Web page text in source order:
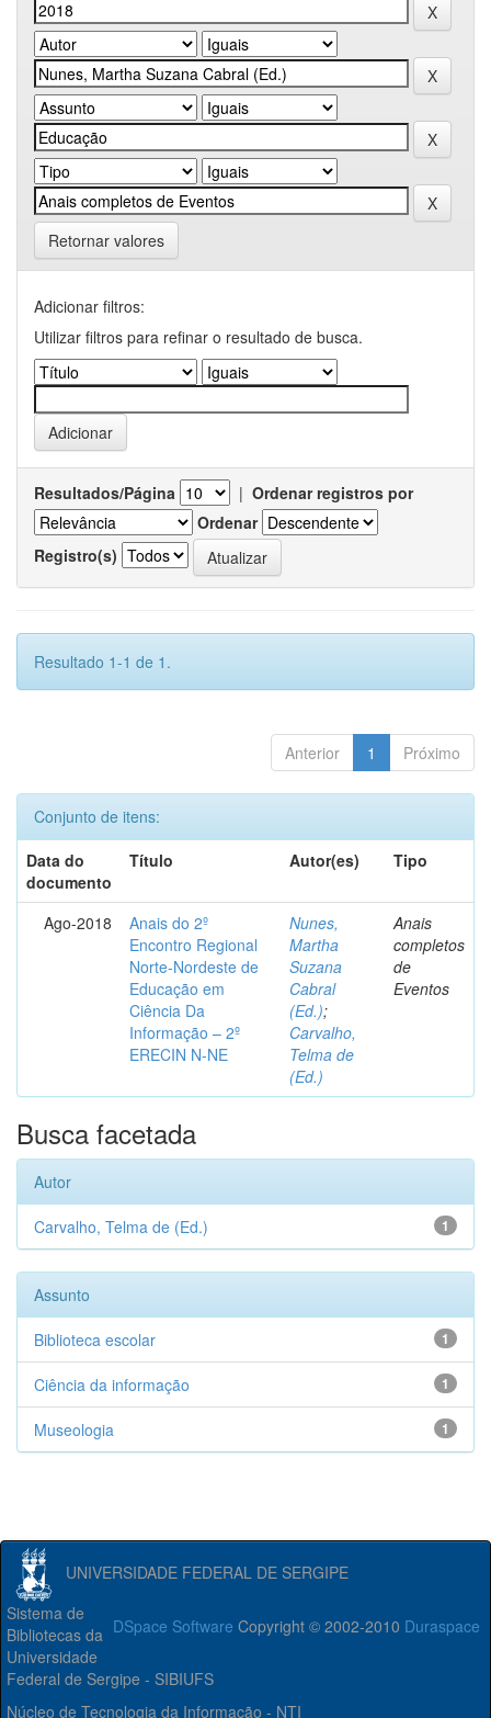
Retornar valores
Adicionar filtros:
Utilizar filtros para refinar o resultado de busca.
Resultados/Página | Ordenar registros por
Ordenar
Registro(s)
Resultado 1-1 de 1.
Anterior 1 Próximo
Conjunto de itens:
Data do
documento
Título Autor(es) Tipo
Ago-2018
Anais do 2º
Encontro Regional
Norte-Nordeste de
Educação em
Ciência Da
Informação – 2º
ERECIN N-NE
Nunes,
Martha
Suzana
Cabral
(Ed.);
Carvalho,
Telma de
(Ed.)
Anais
completos
de
Eventos
Busca facetada
Autor
1
Carvalho, Telma de (Ed.)
Assunto
1
Biblioteca escolar
1
Ciência da informação
1
Museologia
UNIVERSIDADE FEDERAL DE SERGIPE
DSpace Software Copyright © 2002-2010 Duraspace
Sistema de
Bibliotecas da
Universidade
Federal de Sergipe - SIBIUFS
Núcleo de Tecnologia da Informação - NTI